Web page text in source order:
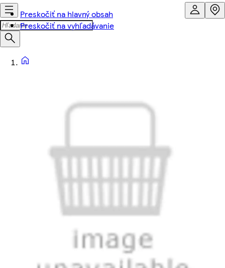
Preskočiť na hlavný obsah
Preskočiť na vyhľadávanie